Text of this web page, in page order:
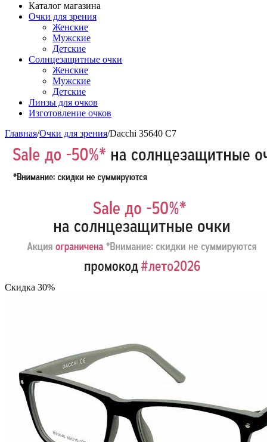
Каталог магазина
Очки для зрения
Женские
Мужские
Детские
Солнцезащитные очки
Женские
Мужские
Детские
Линзы для очков
Изготовление очков
Главная/Очки для зрения/Dacchi 35640 C7
Скидка 30%